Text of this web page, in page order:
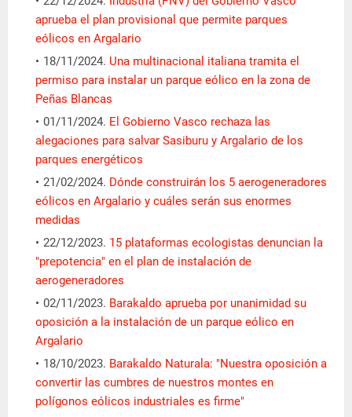
aprueba el plan provisional que permite parques
eólicos en Argalario
18/11/2024. Una multinacional italiana tramita el
permiso para instalar un parque eólico en la zona de
Peñas Blancas
01/11/2024. El Gobierno Vasco rechaza las
alegaciones para salvar Sasiburu y Argalario de los
parques energéticos
21/02/2024. Dónde construirán los 5 aerogeneradores
eólicos en Argalario y cuáles serán sus enormes
medidas
22/12/2023. 15 plataformas ecologistas denuncian la
"prepotencia" en el plan de instalación de
aerogeneradores
02/11/2023. Barakaldo aprueba por unanimidad su
oposición a la instalación de un parque eólico en
Argalario
18/10/2023. Barakaldo Naturala: "Nuestra oposición a
convertir las cumbres de nuestros montes en
polígonos eólicos industriales es firme"